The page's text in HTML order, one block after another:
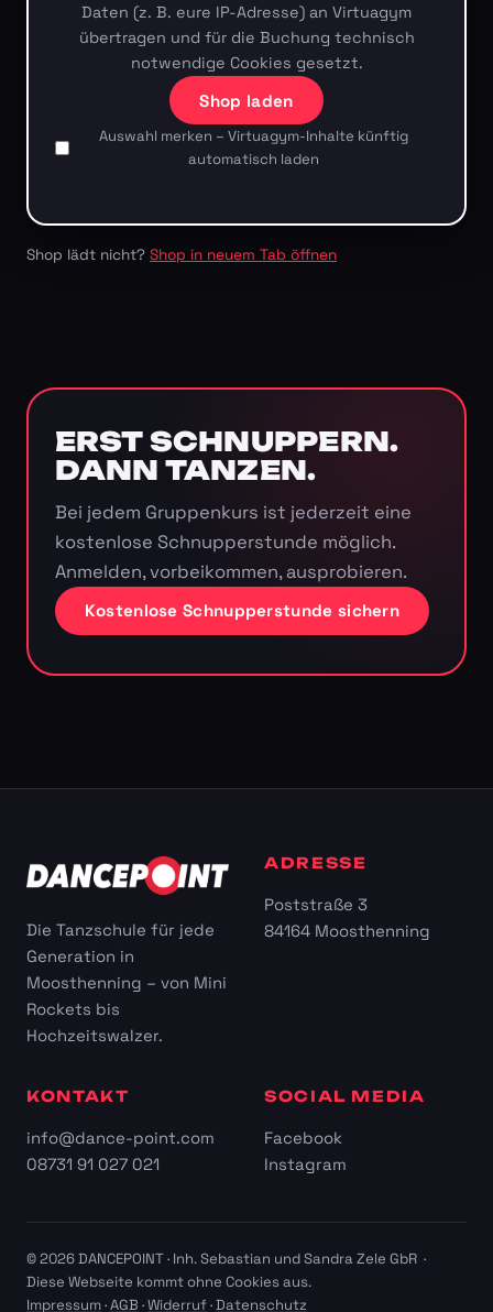
Daten (z. B. eure IP-Adresse) an Virtuagym
übertragen und für die Buchung technisch
notwendige Cookies gesetzt.
Shop laden
Auswahl merken – Virtuagym-Inhalte künftig
automatisch laden
Shop lädt nicht? Shop in neuem Tab öffnen
ERST SCHNUPPERN.
DANN TANZEN.
Bei jedem Gruppenkurs ist jederzeit eine
kostenlose Schnupperstunde möglich.
Anmelden, vorbeikommen, ausprobieren.
Kostenlose Schnupperstunde sichern
Die Tanzschule für jede
Generation in
Moosthenning – von Mini
Rockets bis
Hochzeitswalzer.
ADRESSE
Poststraße 3
84164 Moosthenning
KONTAKT
info@dance-point.com
08731 91 027 021
SOCIAL MEDIA
Facebook
Instagram
© 2026 DANCEPOINT · Inh. Sebastian und Sandra Zele GbR ·
Diese Webseite kommt ohne Cookies aus.
Impressum·AGB ·Widerruf·Datenschutz